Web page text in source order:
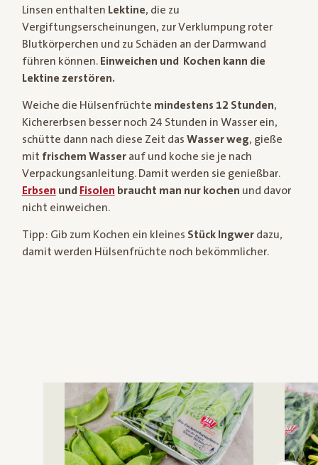
Linsen enthalten Lektine, die zu
Vergiftungserscheinungen, zur Verklumpung roter
Blutkörperchen und zu Schäden an der Darmwand
führen können. Einweichen und Kochen kann die
Lektine zerstören.
Weiche die Hülsenfrüchte mindestens 12 Stunden,
Kichererbsen besser noch 24 Stunden in Wasser ein,
schütte dann nach diese Zeit das Wasser weg, gieße
mit frischem Wasserauf und koche sie je nach
Verpackungsanleitung. Damit werden sie genießbar.
Erbsen und Fisolen braucht man nur kochen und davor
nicht einweichen.
Tipp: Gib zum Kochen ein kleines Stück Ingwerdazu,
damit werden Hülsenfrüchte noch bekömmlicher.